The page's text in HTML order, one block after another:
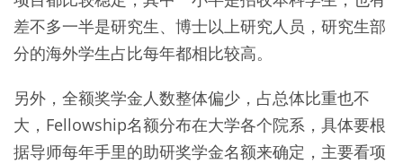
差不多一半是研究生、博士以上研究人员，研究生部
分的海外学生占比每年都相比较高。
另外，全额奖学金人数整体偏少，占总体比重也不
大，Fellowship名额分布在大学各个院系，具体要根
据导师每年手里的助研奖学金名额来确定，主要看项